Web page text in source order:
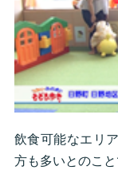
飲食可能なエリ
方も多いとのこと